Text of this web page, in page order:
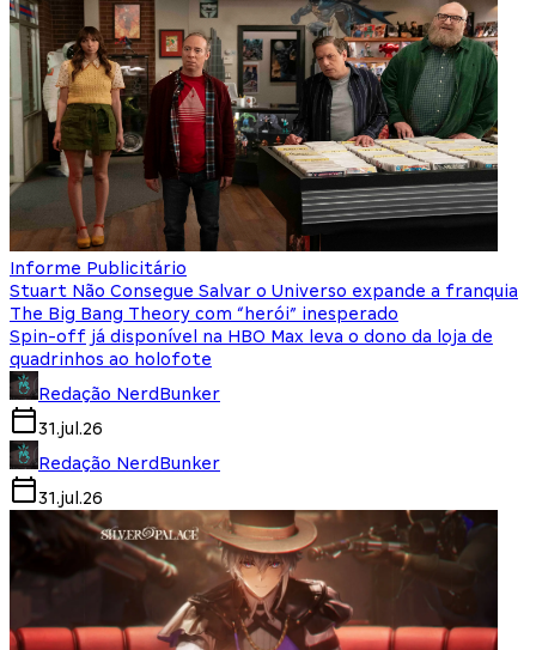
Informe Publicitário
Stuart Não Consegue Salvar o Universo expande a franquia
The Big Bang Theory com “herói” inesperado
Spin-off já disponível na HBO Max leva o dono da loja de
quadrinhos ao holofote
Redação NerdBunker
31.jul.26
Redação NerdBunker
31.jul.26